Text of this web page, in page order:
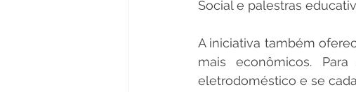
Social e palestras
A iniciativa também
mais econômicos.
eletrodoméstico e se